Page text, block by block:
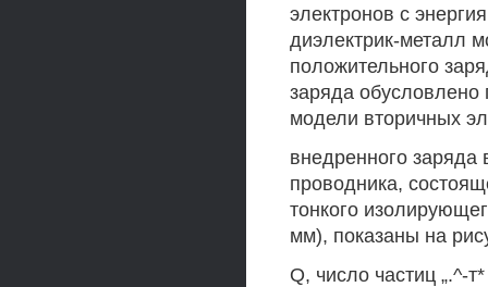
электронов с
диэлектрик-металл
положительного
заряда
модели вторичных
внедренного заряда
проводника,
тонкого
мм), показаны на
Q, число частиц „.^-